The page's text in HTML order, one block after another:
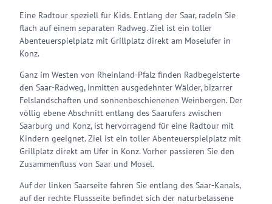
Eine Radtour speziell für Kids. Entlang der Saar, radeln Sie
flach auf einem separaten Radweg. Ziel ist ein toller
Abenteuerspielplatz mit Grillplatz direkt am Moselufer in
Konz.
Ganz im Westen von Rheinland-Pfalz finden Radbegeisterte
den Saar-Radweg, inmitten ausgedehnter Wälder, bizarrer
Felslandschaften und sonnenbeschienenen Weinbergen. Der
völlig ebene Abschnitt entlang des Saarufers zwischen
Saarburg und Konz, ist hervorragend für eine Radtour mit
Kindern geeignet. Ziel ist ein toller Abenteuerspielplatz mit
Grillplatz direkt am Ufer in Konz. Vorher passieren Sie den
Zusammenfluss von Saar und Mosel.
Auf der linken Saarseite fahren Sie entlang des Saar-Kanals,
auf der rechte Flussseite befindet sich der naturbelassene